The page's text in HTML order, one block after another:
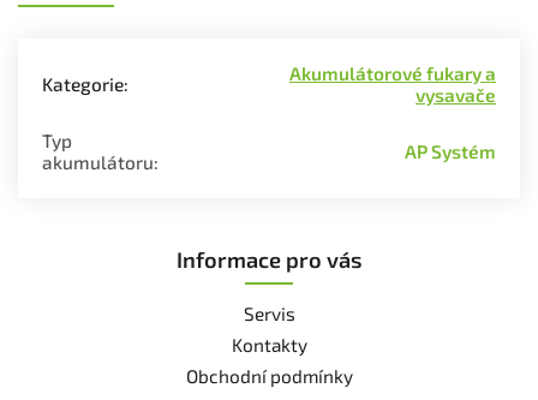
Kategorie:
Akumulátorové fukary a
vysavače
Typ
akumulátoru: AP Systém
Informace pro vás
Servis
Kontakty
Obchodní podmínky